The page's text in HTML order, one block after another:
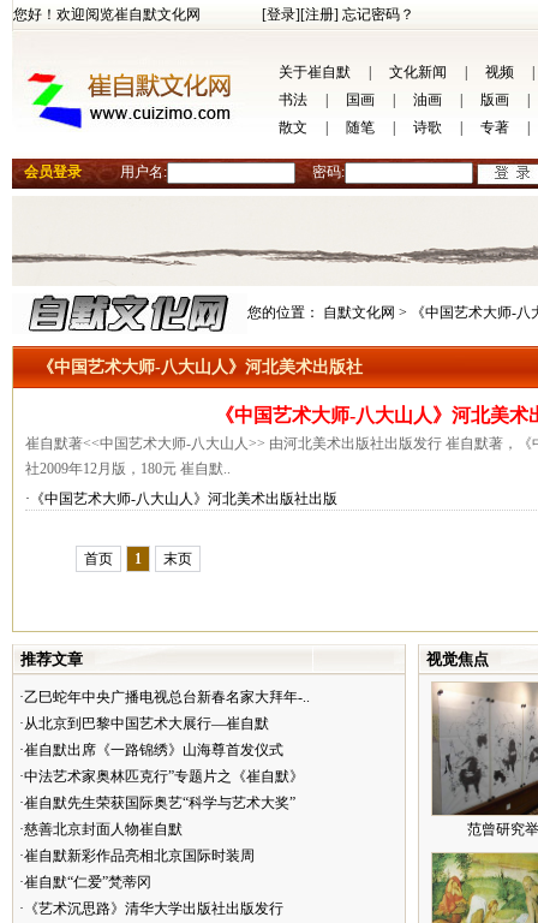
您好！欢迎阅览崔自默文化网 [登录][注册] 忘记密码？
关于崔自默 文化新闻 视频
书法
国画 油画 版画
散文
随笔 诗歌 专著
会员登录 用户名: 密码:
您的位置： 自默文化网 > 《中国艺术大师-
《中国艺术大师-八大山人》河北美术出版社
《中国艺术大师-八大山人》河北美术
崔自默著<<中国艺术大师-八大山人>> 由河北美术出版社出版发行 崔自默著，
社2009年12月版，180元 崔自默..
·《中国艺术大师-八大山人》河北美术出版社出版
首页 1 末页
推荐文章
·乙巳蛇年中央广播电视总台新春名家大拜年-..
·从北京到巴黎中国艺术大展行—崔自默
·崔自默出席《一路锦绣》山海尊首发仪式
·中法艺术家奥林匹克行”专题片之《崔自默》
·崔自默先生荣获国际奥艺“科学与艺术大奖”
·慈善北京封面人物崔自默
·崔自默新彩作品亮相北京国际时装周
·崔自默“仁爱”梵蒂冈
·《艺术沉思路》清华大学出版社出版发行
视觉焦点
范曾研究